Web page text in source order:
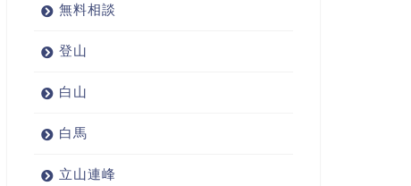
無料相談
登山
白山
白馬
立山連峰